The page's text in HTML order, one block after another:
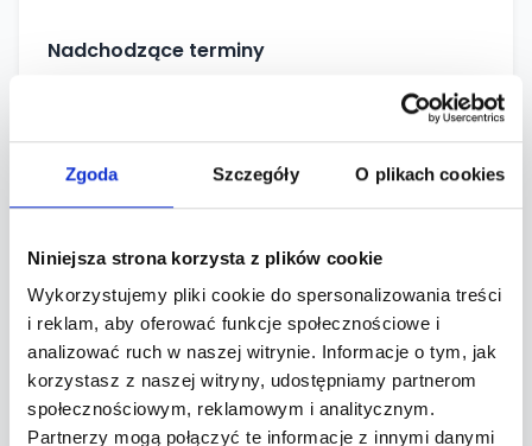
Zgoda Szczegóły O plikach cookies
Niniejsza strona korzysta z plików cookie
Wykorzystujemy pliki cookie do spersonalizowania treści
i reklam, aby oferować funkcje społecznościowe i
analizować ruch w naszej witrynie. Informacje o tym, jak
korzystasz z naszej witryny, udostępniamy partnerom
społecznościowym, reklamowym i analitycznym.
Partnerzy mogą połączyć te informacje z innymi danymi
Nadchodzące terminy
08 PARTY ANTHEMS • parkietowe hymny
Zmiana Klimatu , Białystok
14 Zmiana Klimatu , Białystok
21:00 od 25,00 zł
SIE
15 PLEASE DON'T STOP THE MUSIC! • all time
Zmiana Klimatu , Białystok